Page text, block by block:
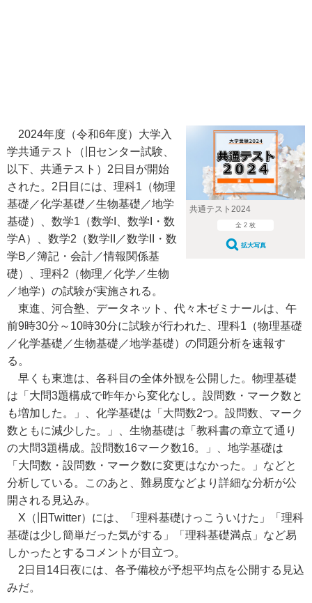
共通テスト2024
全 2 枚
拡大写真
2024年度（令和6年度）大学入
学共通テスト（旧センター試験、
以下、共通テスト）2日目が開始
された。2日目には、理科1（物理
基礎／化学基礎／生物基礎／地学
基礎）、数学1（数学I、数学I・数
学A）、数学2（数学II／数学II・数
学B／簿記・会計／情報関係基
礎）、理科2（物理／化学／生物
／地学）の試験が実施される。
東進、河合塾、データネット、代々木ゼミナールは、午
前9時30分～10時30分に試験が行われた、理科1（物理基礎
／化学基礎／生物基礎／地学基礎）の問題分析を速報す
る。
早くも東進は、各科目の全体外観を公開した。物理基礎
は「大問3題構成で昨年から変化なし。設問数・マーク数と
も増加した。」、化学基礎は「大問数2つ。設問数、マーク
数ともに減少した。」、生物基礎は「教科書の章立て通り
の大問3題構成。設問数16マーク数16。」、地学基礎は
「大問数・設問数・マーク数に変更はなかった。」などと
分析している。このあと、難易度などより詳細な分析が公
開される見込み。
X（旧Twitter）には、「理科基礎けっこういけた」「理科
基礎は少し簡単だった気がする」「理科基礎満点」など易
しかったとするコメントが目立つ。
2日目14日夜には、各予備校が予想平均点を公開する見込
みだ。